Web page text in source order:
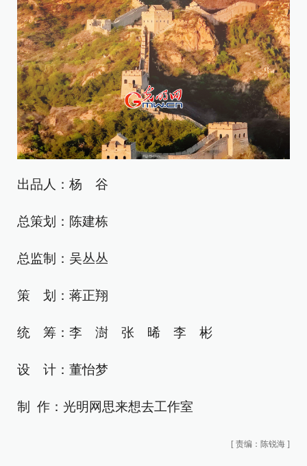
出品人：杨 谷
总策划：陈建栋
总监制：吴丛丛
策 划：蒋正翔
统 筹：李 澍 张 晞 李 彬
设 计：董怡梦
制 作：光明网思来想去工作室
[ 责编：陈锐海 ]